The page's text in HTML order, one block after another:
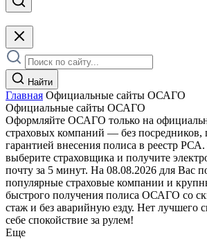
Найти
Главная Официальные сайты ОСАГО
Официальные сайты ОСАГО
Оформляйте ОСАГО только на
страховых компаний — без посредников,
гарантией внесения полиса в реестр
выберите страховщика и получите
почту за 5 минут. На 08.08.2026 для Вас
популярные страховые компании и
быстрого получения полиса ОСАГО со
стаж и без аварийную езду. Нет лучшего
себе спокойствие за рулем!
Еще